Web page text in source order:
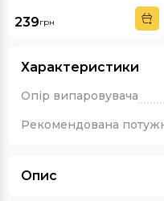
239грн
Характеристики
Опір випаровувача
Рекомендована
Опис